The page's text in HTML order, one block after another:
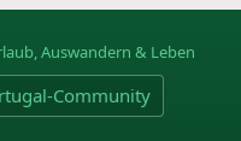
Community